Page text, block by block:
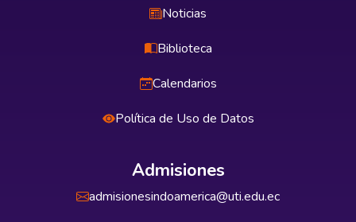
Noticias
Biblioteca
Calendarios
Política de Uso de Datos
Admisiones
admisionesindoamerica@uti.edu.ec